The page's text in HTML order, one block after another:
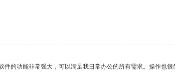
的功能非常强大，可以满足我日常办公的所有需求。操作也很